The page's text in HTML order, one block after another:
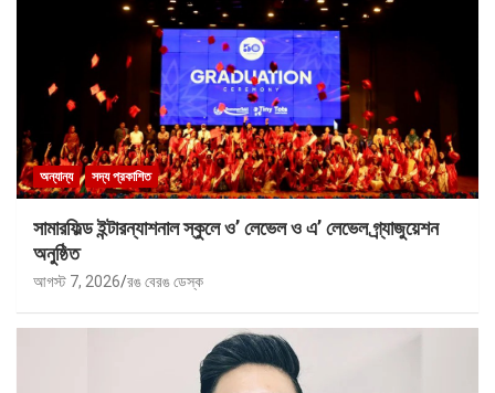
অন্যান্য সদ্য প্রকাশিত
সামারফিল্ড ইন্টারন্যাশনাল স্কুলে ও’ লেভেল ও এ’ লেভেল গ্র্যাজুয়েশন
অনুষ্ঠিত
আগস্ট 7, 2026 রঙ বেরঙ ডেস্ক